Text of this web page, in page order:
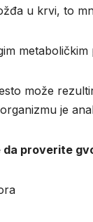
u krvi, to
može
je
da proverite